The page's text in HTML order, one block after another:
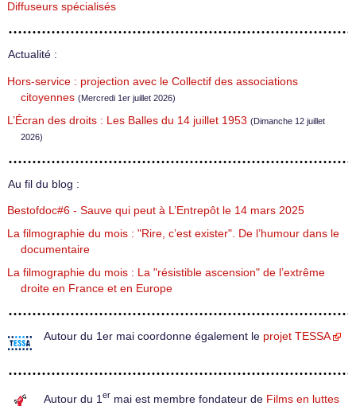
Diffuseurs spécialisés
Actualité :
Hors-service : projection avec le Collectif des associations
citoyennes (Mercredi 1er juillet 2026)
L’Écran des droits : Les Balles du 14 juillet 1953 (Dimanche 12 juillet
2026)
Au fil du blog :
Bestofdoc#6 - Sauve qui peut à L’Entrepôt le 14 mars 2025
La filmographie du mois : "Rire, c’est exister". De l’humour dans le
documentaire
La filmographie du mois : La "résistible ascension" de l’extrême
droite en France et en Europe
Autour du 1er mai coordonne également le projet TESSA
Autour du 1 er mai est membre fondateur de Films en luttes